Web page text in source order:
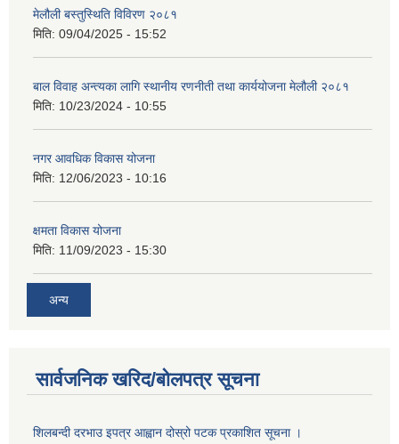
मेलौली बस्तुस्थिति विविरण २०८१
मिति: 09/04/2025 - 15:52
बाल विवाह अन्त्यका लागि स्थानीय रणनीती तथा कार्ययोजना मेलौली २०८१
मिति: 10/23/2024 - 10:55
नगर आवधिक विकास योजना
मिति: 12/06/2023 - 10:16
क्षमता विकास योजना
मिति: 11/09/2023 - 15:30
अन्य
सार्वजनिक खरिद/बोलपत्र सूचना
शिलबन्दी दरभाउ इपत्र आह्वान दोस्रो पटक प्रकाशित सूचना ।